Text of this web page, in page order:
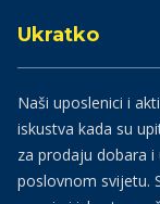
Ukratko
Naši uposlenici i
iskustva kada su
za prodaju dobara
poslovnom svijetu.